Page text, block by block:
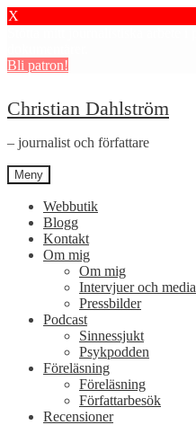
X
Bli patron!
Hoppa
till
navigering
Hoppa
till
innehåll
Christian Dahlström
– journalist och författare
Meny
Webbutik
Blogg
Kontakt
Om mig
Om mig
Intervjuer och media
Pressbilder
Podcast
Sinnessjukt
Psykpodden
Föreläsning
Föreläsning
Författarbesök
Recensioner